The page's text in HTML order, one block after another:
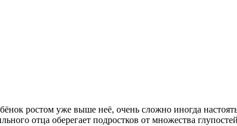
ростом уже выше неё, очень сложно иногда
отца оберегает подростков от множества